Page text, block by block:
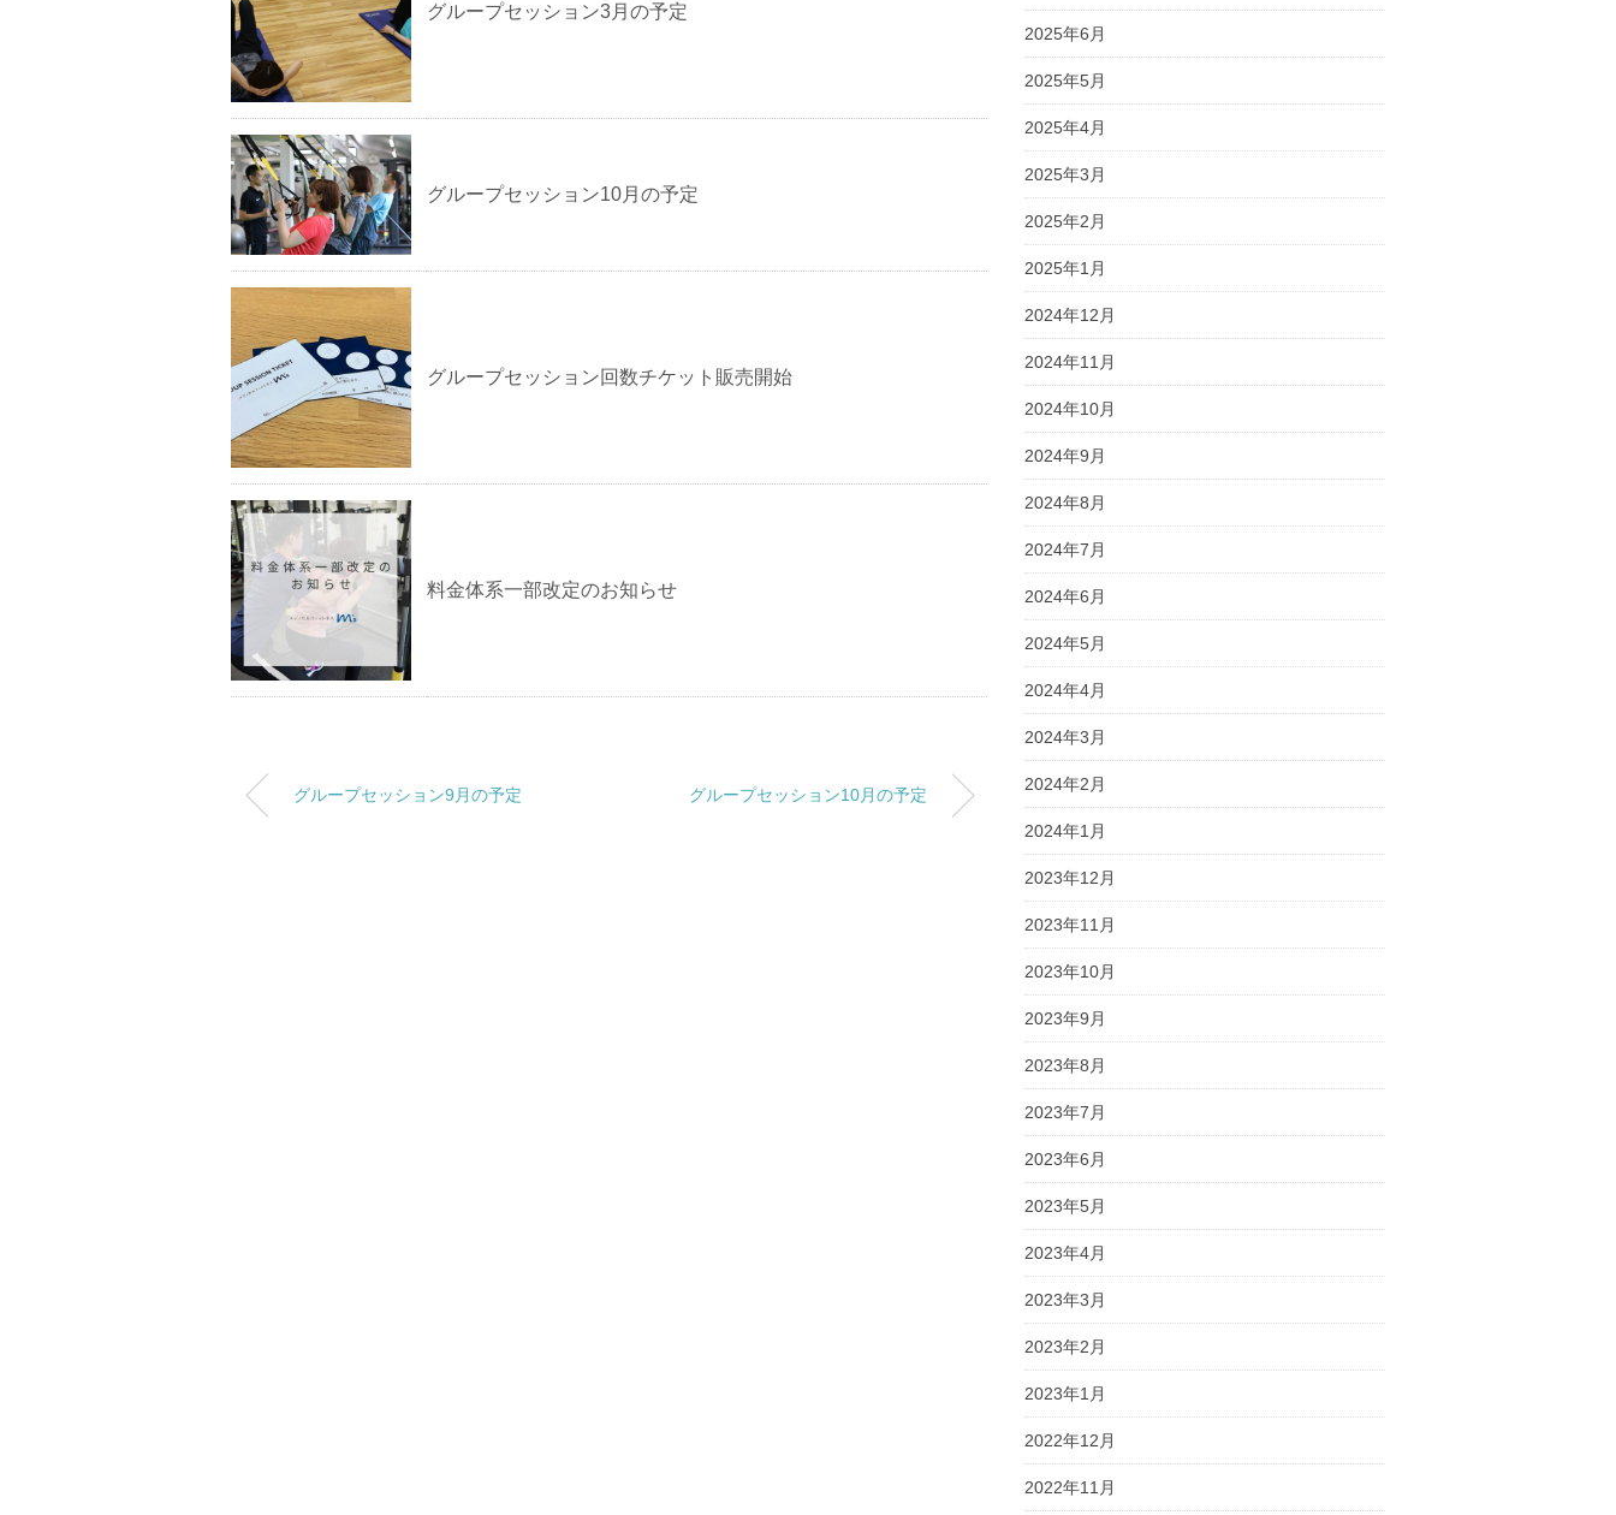
グループセッション3月の予定
グループセッション10月の予定
グループセッション回数チケット販売開始
料金体系一部改定のお知らせ
グループセッション9月の予定 グループセッション10月の予定
2025年6月
2025年5月
2025年4月
2025年3月
2025年2月
2025年1月
2024年12月
2024年11月
2024年10月
2024年9月
2024年8月
2024年7月
2024年6月
2024年5月
2024年4月
2024年3月
2024年2月
2024年1月
2023年12月
2023年11月
2023年10月
2023年9月
2023年8月
2023年7月
2023年6月
2023年5月
2023年4月
2023年3月
2023年2月
2023年1月
2022年12月
2022年11月